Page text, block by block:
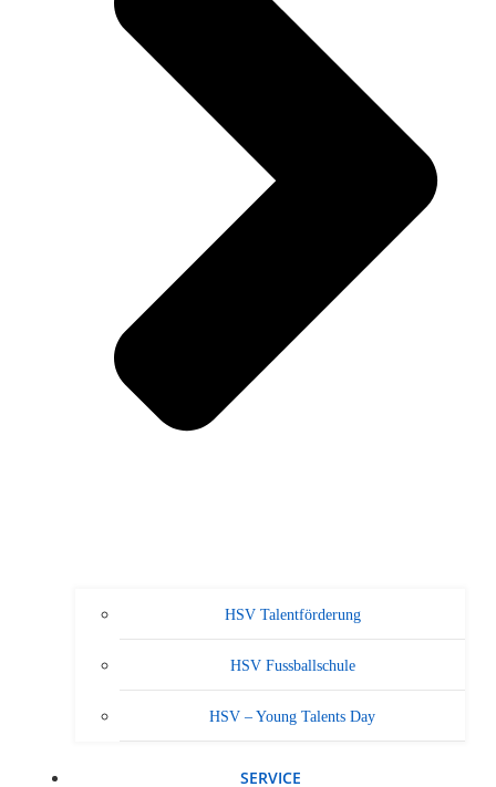
HSV Talentförderung
HSV Fussballschule
HSV – Young Talents Day
SERVICE